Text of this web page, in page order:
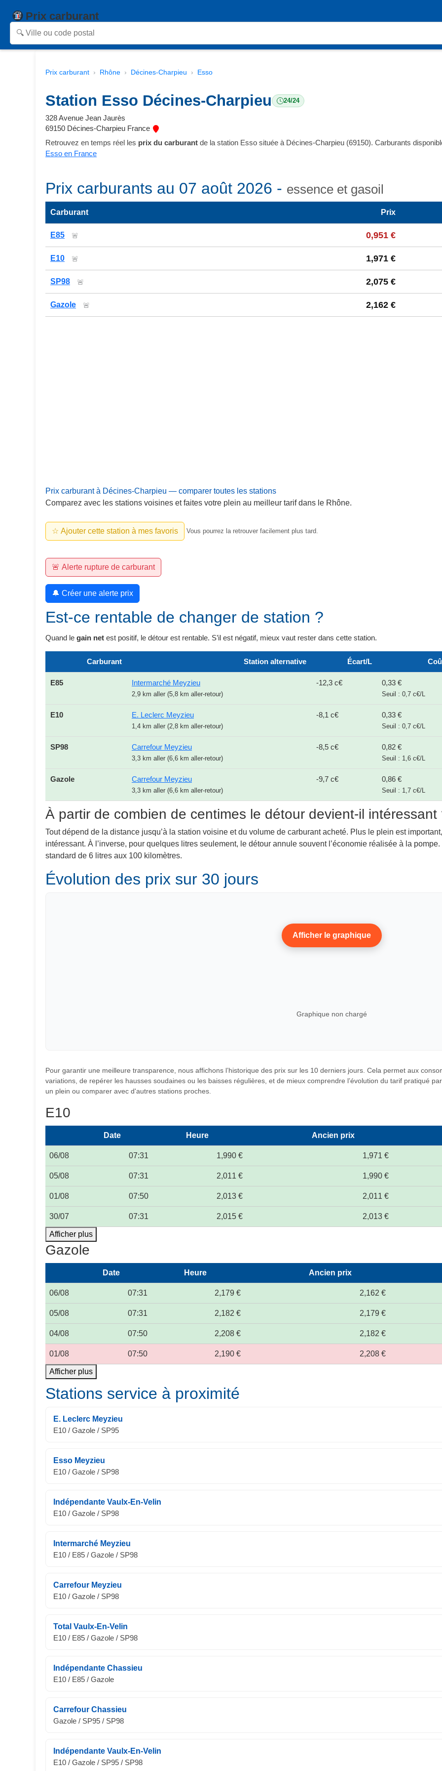
Prix carburant
Prix carburant Rhône Décines-Charpieu Esso
Station Esso Décines-Charpieu 24/24
328 Avenue Jean Jaurès
69150 Décines-Charpieu France
Retrouvez en temps réel les prix du carburant de la station Esso située à Décines-Charpieu (69150). Carburants
Esso en France
Prix carburants au 07 août 2026 - essence et gasoil
Carburant Prix
E85 🚨 0,951 €
E10 🚨 1,971 €
SP98 🚨 2,075 €
Gazole 🚨 2,162 €
Prix carburant à Décines-Charpieu — comparer toutes les stations
Comparez avec les stations voisines et faites votre plein au meilleur tarif dans le Rhône.
☆ Ajouter cette station à mes favoris Vous pourrez la retrouver facilement plus tard.
🚨 Alerte rupture de carburant
🔔 Créer une alerte prix
Est-ce rentable de changer de station ?
Quand le gain net est positif, le détour est rentable. S’il est négatif, mieux vaut rester dans cette station.
Carburant Station alternative Écart/L
E85 Intermarché Meyzieu
2,9 km aller (5,8 km aller-retour)
-12,3 c€ 0,33 €
Seuil : 0,7 c€/L
E10 E. Leclerc Meyzieu
1,4 km aller (2,8 km aller-retour)
-8,1 c€ 0,33 €
Seuil : 0,7 c€/L
SP98 Carrefour Meyzieu
3,3 km aller (6,6 km aller-retour)
-8,5 c€ 0,82 €
Seuil : 1,6 c€/L
Gazole Carrefour Meyzieu
3,3 km aller (6,6 km aller-retour)
-9,7 c€ 0,86 €
Seuil : 1,7 c€/L
À partir de combien de centimes le détour devient-il intéressant
Tout dépend de la distance jusqu’à la station voisine et du volume de carburant acheté. Plus le plein est
intéressant. À l’inverse, pour quelques litres seulement, le détour annule souvent l’économie réalisée à la
standard de 6 litres aux 100 kilomètres.
Évolution des prix sur 30 jours
Afficher le graphique
Graphique non chargé
Pour garantir une meilleure transparence, nous affichons l’historique des prix sur les 10 derniers jours. Cela permet aux
variations, de repérer les hausses soudaines ou les baisses régulières, et de mieux comprendre l’évolution du tarif pratiqué
un plein ou comparer avec d'autres stations proches.
E10
Date Heure Ancien prix
06/08 07:31 1,990 € 1,971 €
05/08 07:31 2,011 € 1,990 €
01/08 07:50 2,013 € 2,011 €
30/07 07:31 2,015 € 2,013 €
Afficher plus
Gazole
Date Heure Ancien prix
06/08 07:31 2,179 € 2,162 €
05/08 07:31 2,182 € 2,179 €
04/08 07:50 2,208 € 2,182 €
01/08 07:50 2,190 € 2,208 €
Afficher plus
Stations service à proximité
E. Leclerc Meyzieu
E10 / Gazole / SP95
Esso Meyzieu
E10 / Gazole / SP98
Indépendante Vaulx-En-Velin
E10 / Gazole / SP98
Intermarché Meyzieu
E10 / E85 / Gazole / SP98
Carrefour Meyzieu
E10 / Gazole / SP98
Total Vaulx-En-Velin
E10 / E85 / Gazole / SP98
Indépendante Chassieu
E10 / E85 / Gazole
Carrefour Chassieu
Gazole / SP95 / SP98
Indépendante Vaulx-En-Velin
E10 / Gazole / SP95 / SP98